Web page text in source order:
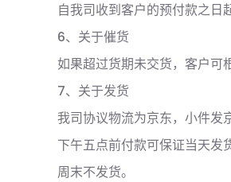
自我司收到客户的预付款之日
6、关于催货
如果超过货期未交货，客户可
7、关于发货
我司协议物流为京东，小件发
下午五点前付款可保证当天发
周末不发货。